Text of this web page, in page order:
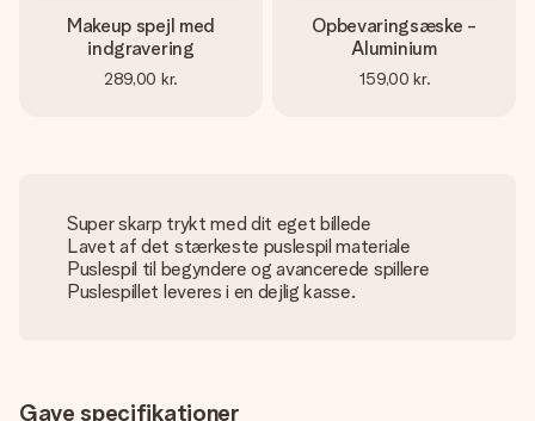
Makeup spejl med
indgravering
289,00 kr.
Opbevaringsæske -
Aluminium
159,00 kr.
Super skarp trykt med dit eget billede
Lavet af det stærkeste puslespil materiale
Puslespil til begyndere og avancerede spillere
Puslespillet leveres i en dejlig kasse.
Gave specifikationer